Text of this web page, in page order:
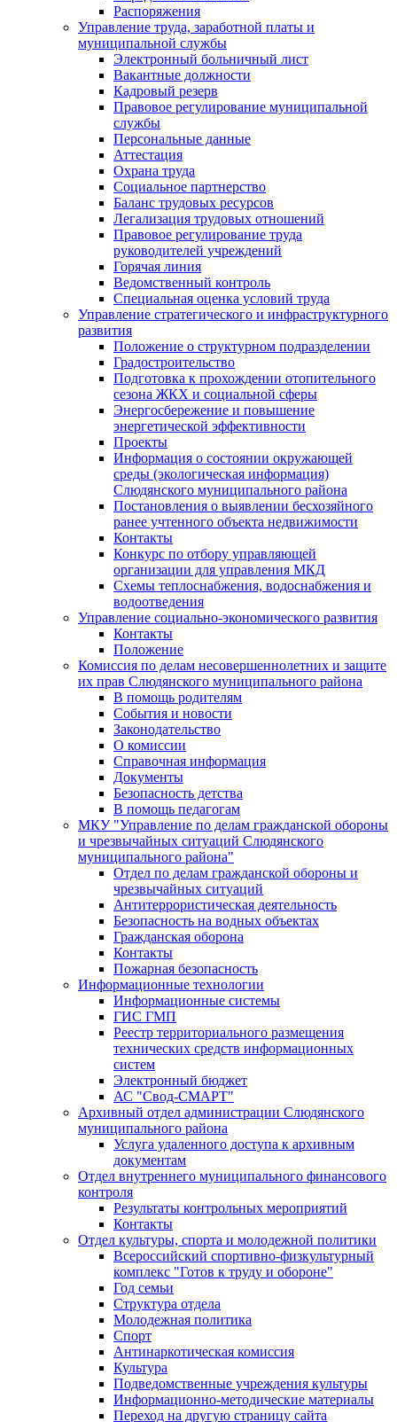
Распоряжения
Управление труда, заработной платы и
муниципальной службы
Электронный больничный лист
Вакантные должности
Кадровый резерв
Правовое регулирование муниципальной
службы
Персональные данные
Аттестация
Охрана труда
Социальное партнерство
Баланс трудовых ресурсов
Легализация трудовых отношений
Правовое регулирование труда
руководителей учреждений
Горячая линия
Ведомственный контроль
Специальная оценка условий труда
Управление стратегического и инфраструктурного
развития
Положение о структурном подразделении
Градостроительство
Подготовка к прохождении отопительного
сезона ЖКХ и социальной сферы
Энергосбережение и повышение
энергетической эффективности
Проекты
Информация о состоянии окружающей
среды (экологическая информация)
Слюдянского муниципального района
Постановления о выявлении бесхозяйного
ранее учтенного объекта недвижимости
Контакты
Конкурс по отбору управляющей
организации для управления МКД
Схемы теплоснабжения, водоснабжения и
водоотведения
Управление социально-экономического развития
Контакты
Положение
Комиссия по делам несовершеннолетних и защите
их прав Слюдянского муниципального района
В помощь родителям
События и новости
Законодательство
О комиссии
Справочная информация
Документы
Безопасность детства
В помощь педагогам
МКУ "Управление по делам гражданской обороны
и чрезвычайных ситуаций Слюдянского
муниципального района"
Отдел по делам гражданской обороны и
чрезвычайных ситуаций
Антитеррористическая деятельность
Безопасность на водных объектах
Гражданская оборона
Контакты
Пожарная безопасность
Информационные технологии
Информационные системы
ГИС ГМП
Реестр территориального размещения
технических средств информационных
систем
Электронный бюджет
АС "Свод-СМАРТ"
Архивный отдел администрации Слюдянского
муниципального района
Услуга удаленного доступа к архивным
документам
Отдел внутреннего муниципального финансового
контроля
Результаты контрольных мероприятий
Контакты
Отдел культуры, спорта и молодежной политики
Всероссийский спортивно-физкультурный
комплекс "Готов к труду и обороне"
Год семьи
Структура отдела
Молодежная политика
Спорт
Антинаркотическая комиссия
Культура
Подведомственные учреждения культуры
Информационно-методические материалы
Переход на другую страницу сайта